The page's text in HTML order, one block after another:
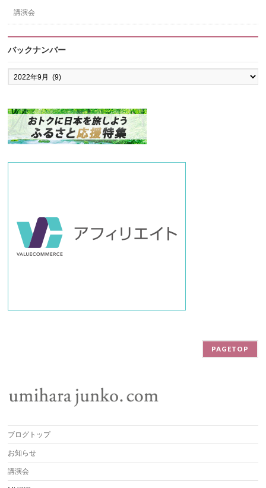
講演会
バックナンバー
バ
ッ
ン
バ
ー
PAGETOP
ブログトップ
お知らせ
講演会